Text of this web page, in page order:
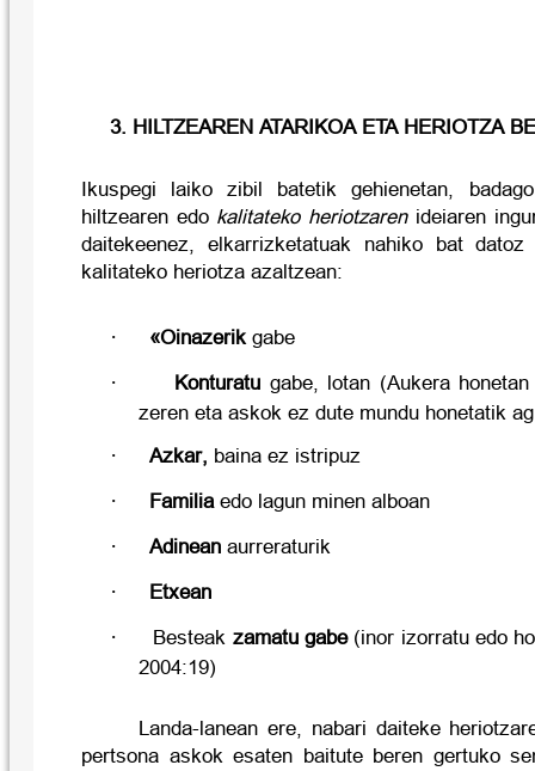
3. HILTZEAREN ATARIKOA ETA HERIOTZA
Ikuspegi laiko zibil batetik gehienetan,
hiltzearen edo kalitateko heriotzarenideiaren
daitekeenez, elkarrizketatuak nahiko bat
kalitateko heriotza azaltzean:
· «Oinazerik gabe
· Konturatu gabe, lotan (Aukera
zeren eta askok ez dute mundu honetatik
· Azkar, baina ez istripuz
· Familia edo lagun minen alboan
· Adinean aurreraturik
· Etxean
· Besteak zamatu gabe(inor izorratu edo
2004:19)
Landa-lanean ere, nabari daiteke
pertsona askok esaten baitute beren gertuko